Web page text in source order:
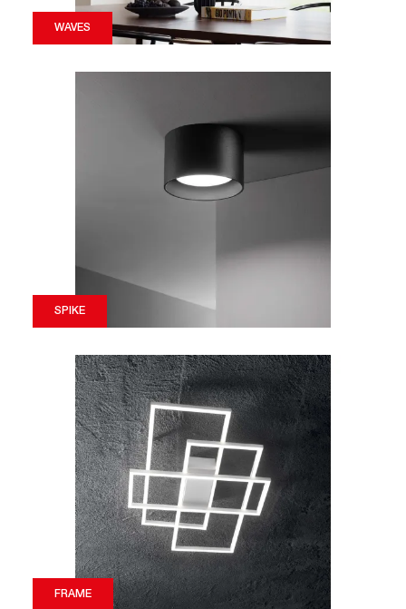
WAVES
SPIKE
FRAME